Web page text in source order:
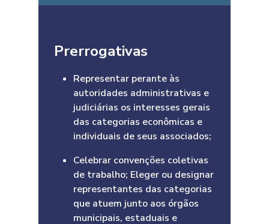
Prerrogativas
Representar perante às
autoridades administrativas e
judiciárias os interesses gerais
das categorias econômicas e
individuais de seus associados;
Celebrar convenções coletivas
de trabalho; Eleger ou designar
representantes das categorias
que atuem junto aos órgãos
municipais, estaduais e